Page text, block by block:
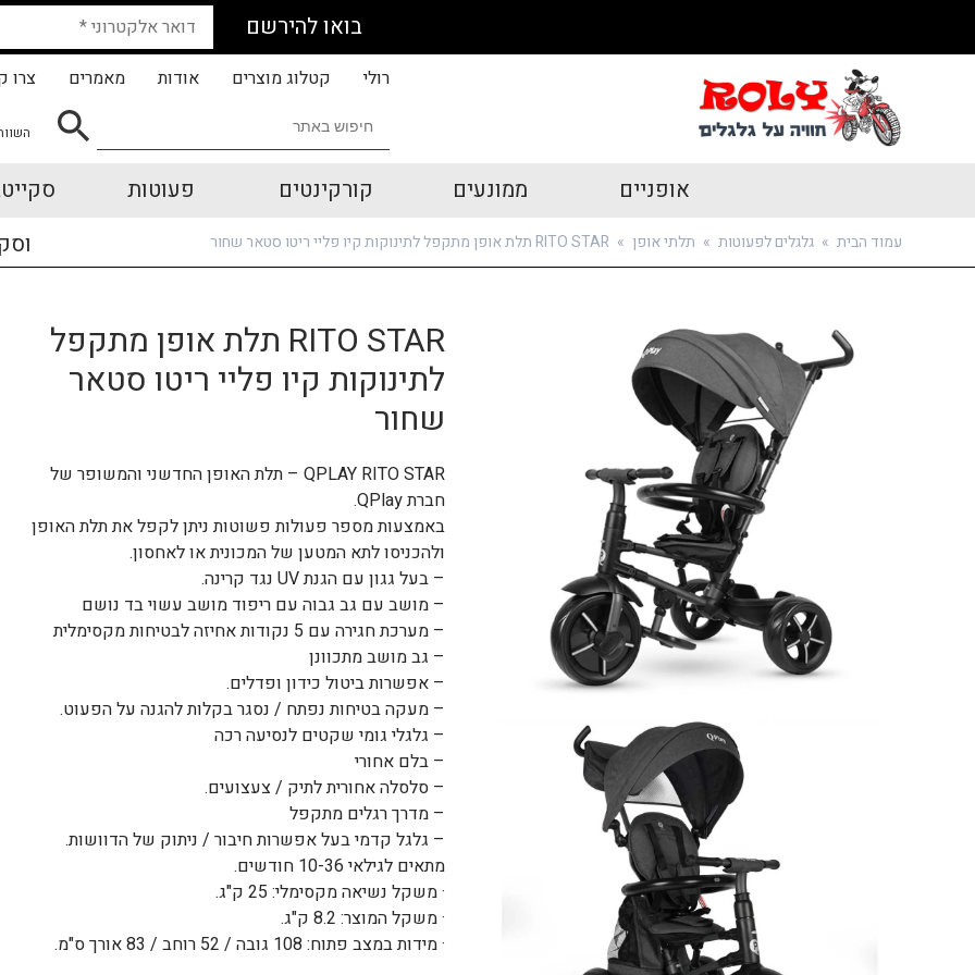
בואו להירשם
רולי קטלוג מוצרים אודות מאמרים צרו
אופניים ממונעים קורקינטים פעוטות
עמוד הבית » גלגלים לפעוטות » תלתי אופן » RITO STAR תלת אופן מתקפל לתינוקות קיו פליי ריטו סטאר שחור
RITO STAR תלת אופן מתקפל
לתינוקות קיו פליי ריטו סטאר
שחור
QPLAY RITO STAR – תלת האופן החדשני והמשופר של
חברת QPlay.
באמצעות מספר פעולות פשוטות ניתן לקפל את תלת האופן
ולהכניסו לתא המטען של המכונית או לאחסון.
– בעל גגון עם הגנת UV נגד קרינה.
– מושב עם גב גבוה עם ריפוד מושב עשוי בד נושם
– מערכת חגירה עם 5 נקודות אחיזה לבטיחות מקסימלית
– גב מושב מתכוונן
– אפשרות ביטול כידון ופדלים.
– מעקה בטיחות נפתח / נסגר בקלות להגנה על הפעוט.
– גלגלי גומי שקטים לנסיעה רכה
– בלם אחורי
– סלסלה אחורית לתיק / צעצועים.
– מדרך רגלים מתקפל
– גלגל קדמי בעל אפשרות חיבור / ניתוק של הדוושות.
מתאים לגילאי 10-36 חודשים.
· משקל נשיאה מקסימלי: 25 ק"ג.
· משקל המוצר: 8.2 ק"ג.
· מידות במצב פתוח: 108 גובה / 52 רוחב / 83 אורך ס"מ.